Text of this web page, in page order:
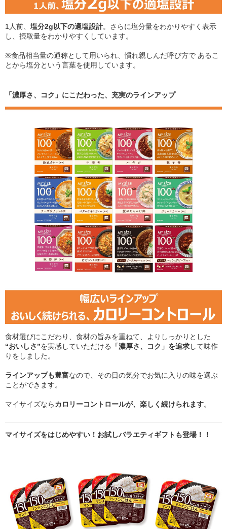
1人前、 塩分2g以下の適塩設計。さらに塩分量をわかりやすく表示
し、摂取量をわかりやすくしています。
※食品相当量の通称として用いられ、慣れ親しんだ呼び方で あるこ
とから塩分という言葉を使用しています。
「濃厚さ、コク」にこだわった、充実のラインアップ
食材選びにこだわり、食材の旨みを重ねて、よりしっかりとした
“おいしさ”を実感していただける 「濃厚さ、コク」を追求して味作
りをしました。
ラインアップも豊富なので、その日の気分でお気に入りの味を選ぶ
ことができます。
マイサイズならカロリーコントロールが、楽しく続けられます。
マイサイズをはじめやすい！お試しバラエティギフトも登場！！